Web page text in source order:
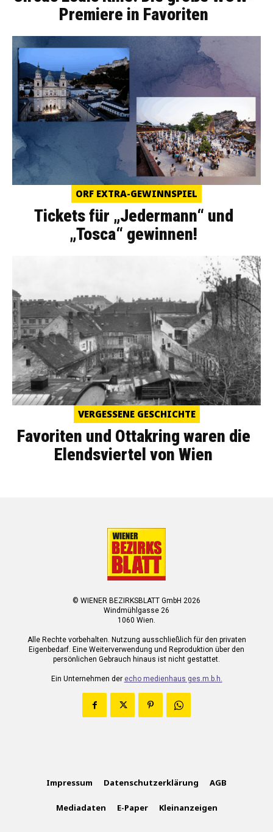
Premiere in Favoriten
ORF EXTRA-GEWINNSPIEL
Tickets für „Jedermann“ und
„Tosca“ gewinnen!
VERGESSENE GESCHICHTE
Favoriten und Ottakring waren die
Elendsviertel von Wien
© WIENER BEZIRKSBLATT GmbH 2026
Windmühlgasse 26
1060 Wien.
Alle Rechte vorbehalten. Nutzung ausschließlich für den privaten
Eigenbedarf. Eine Weiterverwendung und Reproduktion über den
persönlichen Gebrauch hinaus ist nicht gestattet.
Ein Unternehmen der echo medienhaus ges.m.b.h.
Impressum Datenschutzerklärung AGB
Mediadaten E-Paper Kleinanzeigen